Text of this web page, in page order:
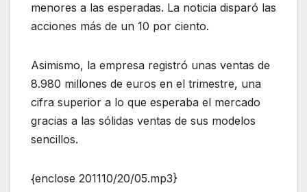
menores a las esperadas. La noticia disparó las
acciones más de un 10 por ciento.
Asimismo, la empresa registró unas ventas de
8.980 millones de euros en el trimestre, una
cifra superior a lo que esperaba el mercado
gracias a las sólidas ventas de sus modelos
sencillos.
{enclose 201110/20/05.mp3}